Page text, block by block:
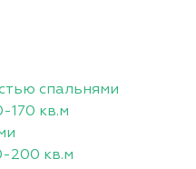
спальнями
170 кв.м
200 кв.м